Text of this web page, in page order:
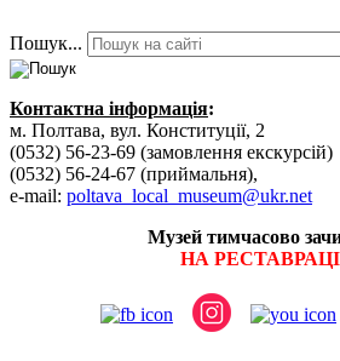
Пошук...
Контактна інформація:
м. Полтава, вул. Конституції, 2
(0532) 56-23-69 (замовлення екскурсій)
(0532) 56-24-67 (приймальня),
e-mail: poltava_local_museum@ukr.net
Музей тимчасово
НА